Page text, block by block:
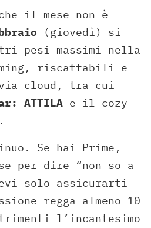
il mese non è
(giovedì) si
pesi massimi nella
riscattabili e
cloud, tra cui
ATTILA e il cozy
.
Se hai Prime,
per dire “non so a
solo assicurarti
regga almeno 10
l’incantesimo